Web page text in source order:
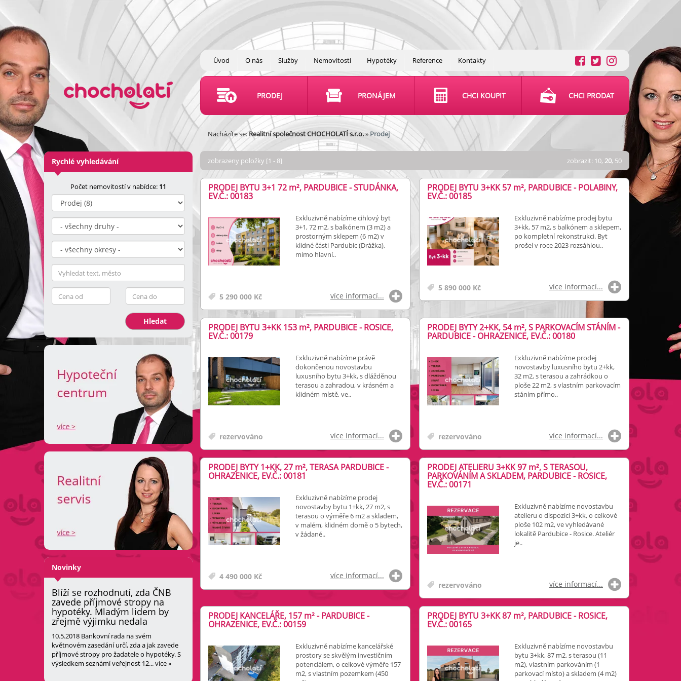
Úvod O nás Služby Nemovitosti Hypotéky Reference Kontakty
PRODEJ PRONÁJEM CHCI KOUPIT CHCI PRODAT
Rychlé vyhledávání
Počet nemovitostí v nabídce: 11
Hledat
Novinky
Blíží se rozhodnutí, zda ČNB
zavede příjmové stropy na
hypotéky. Mladým lidem by
zřejmě výjimku nedala
10.5.2018 Bankovní rada na svém
květnovém zasedání určí, zda a jak zavede
příjmové stropy pro žadatele o hypotéky. S
výsledkem seznámí veřejnost 12...více »
Nacházíte se:Realitní společnost CHOCHOLATÍ s.r.o.» Prodej
zobrazeny položky [1 - 8] zobrazit: 10, 20, 50
PRODEJ BYTU 3+1 72 m², PARDUBICE - STUDÁNKA,
EV.Č.: 00183
Exkluzivně nabízíme cihlový byt
3+1, 72 m2, s balkónem (3 m2) a
prostorným sklepem (6 m2) v
klidné části Pardubic (Drážka),
mimo hlavní..
5 290 000 Kč více informací...
PRODEJ BYTU 3+KK 57 m², PARDUBICE - POLABINY,
EV.Č.: 00185
Exkluzivně nabízíme prodej bytu
3+kk, 57 m2, s balkónem a sklepem,
po kompletní rekonstrukci. Byt
prošel v roce 2023 rozsáhlou..
5 890 000 Kč více informací...
PRODEJ BYTU 3+KK 153 m², PARDUBICE - ROSICE,
EV.Č.: 00179
Exkluzivně nabízíme právě
dokončenou novostavbu
luxusního bytu 3+kk, s dlážděnou
terasou a zahradou, v krásném a
klidném místě, ve..
rezervováno více informací...
PRODEJ BYTY 2+KK, 54m², S PARKOVACÍM STÁNÍM -
PARDUBICE - OHRAZENICE, EV.Č.: 00180
Exkluzivně nabízíme prodej
novostavby luxusního bytu 2+kk,
32 m2, s terasou a zahrádkou o
ploše 22 m2, s vlastním parkovacím
stáním přímo..
rezervováno více informací...
PRODEJ BYTY 1+KK, 27 m², TERASA PARDUBICE -
OHRAZENICE, EV.Č.: 00181
Exkluzivně nabízíme prodej
novostavby bytu 1+kk, 27 m2, s
terasou o výměře 6 m2 a skladem,
v malém, klidném domě o 5 bytech,
v žádané..
4 490 000 Kč více informací...
PRODEJ ATELIERU 3+KK 97 m², S TERASOU,
PARKOVÁNÍM A SKLADEM, PARDUBICE - ROSICE,
EV.Č.: 00171
Exkluzivně nabízíme novostavbu
atelieru o dispozici 3+kk, o celkové
ploše 102 m2, ve vyhledávané
lokalitě Pardubice - Rosice. Ateliér
je..
rezervováno více informací...
PRODEJ KANCELÁŘE, 157 m²- PARDUBICE -
OHRAZENICE, EV.Č.: 00159
Exkluzivně nabízíme kancelářské
prostory se skvělým investičním
potenciálem, o celkové výměře 157
m2, s vlastním pozemkem (450
PRODEJ BYTU 3+KK 87 m², PARDUBICE - ROSICE,
EV.Č.: 00165
Exkluzivně nabízíme novostavbu
bytu 3+kk, 87 m2, s terasou (11
m2), vlastním parkováním (1
parkovací místo) a skladem (4 m2)